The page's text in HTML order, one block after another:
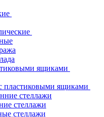
ящиками
пластиковыми ящиками
стеллажи
стеллажи
стеллажи